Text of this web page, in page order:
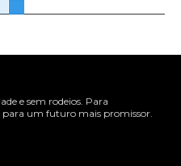
e sem rodeios. Para
para um futuro mais promissor.